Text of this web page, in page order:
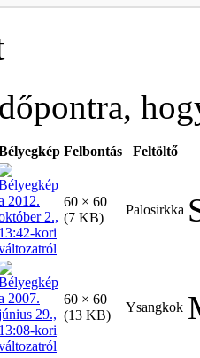
Felbontás Feltöltő
60 × 60
(7 KB)
Palosirkka
60 × 60
(13 KB)
Ysangkok